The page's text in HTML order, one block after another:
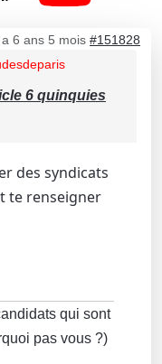
a 6 ans 5 mois #151828
6 quinquies
des syndicats
te renseigner
qui sont
pas vous ?)